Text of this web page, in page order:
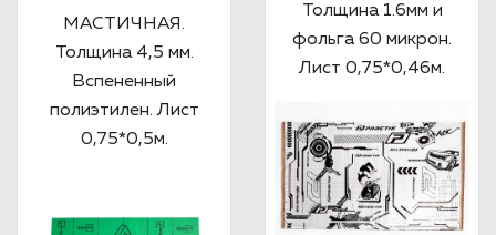
МАСТИЧНАЯ.
Толщина 4,5 мм.
Вспененный
полиэтилен. Лист
0,75*0,5м.
Толщина 1.6мм и
фольга 60 микрон.
Лист 0,75*0,46м.